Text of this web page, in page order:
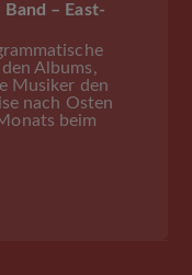
– East-
Albums,
Musiker den
nach Osten
beim